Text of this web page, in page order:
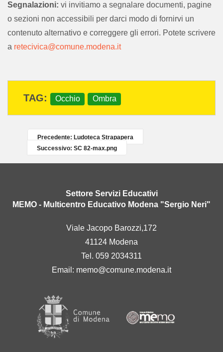
Segnalazioni: vi invitiamo a segnalare documenti, pagine
o sezioni non accessibili per darci modo di fornirvi un
contenuto alternativo e correggere gli errori. Potete scrivere
a retecivica@comune.modena.it
archiviato sotto:
Occhio Ombra
Precedente: Ludoteca Strapapera
Successivo: SC 82-max.png
Settore Servizi Educativi
MEMO - Multicentro Educativo Modena "Sergio Neri"
Viale Jacopo Barozzi,172
41124 Modena
Tel. 059 2034311
Email: memo@comune.modena.it